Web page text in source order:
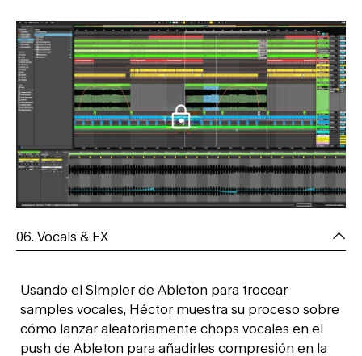
06. Vocals & FX
Usando el Simpler de Ableton para trocear
samples vocales, Héctor muestra su proceso sobre
cómo lanzar aleatoriamente chops vocales en el
push de Ableton para añadirles compresión en la